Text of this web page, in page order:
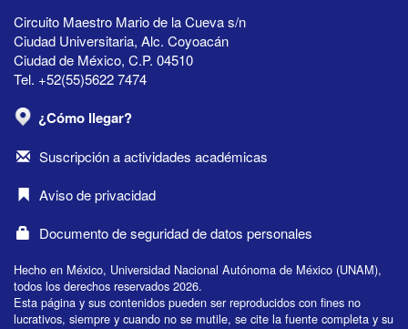
Circuito Maestro Mario de la Cueva s/n
Ciudad Universitaria, Alc. Coyoacán
Ciudad de México, C.P. 04510
Tel. +52(55)5622 7474
¿Cómo llegar?
Suscripción a actividades académicas
Aviso de privacidad
Documento de seguridad de datos personales
Hecho en México, Universidad Nacional Autónoma de México (UNAM),
todos los derechos reservados 2026.
Esta página y sus contenidos pueden ser reproducidos con fines no
lucrativos, siempre y cuando no se mutile, se cite la fuente completa y su